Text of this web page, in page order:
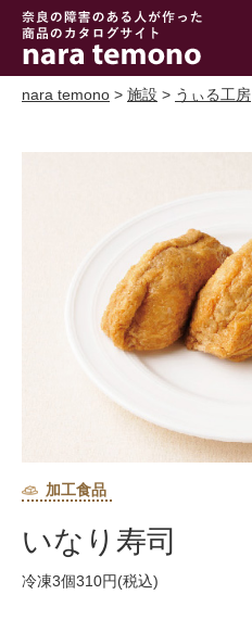
奈良で障害の
ある人の手作
り商品 nara
nara temono > 施設 > うぃる工房
加工食品
いなり寿司
冷凍3個310円(税込)